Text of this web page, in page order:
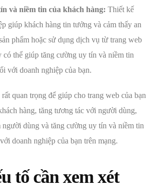
và niềm tin của khách hàng: Thiết kế
giúp khách hàng tin tưởng và cảm thấy an
phẩm hoặc sử dụng dịch vụ từ trang web
có thể giúp tăng cường uy tín và niềm tin
với doanh nghiệp của bạn.
quan trọng để giúp cho trang web của bạn
hàng, tăng tương tác với người dùng,
người dùng và tăng cường uy tín và niềm tin
doanh nghiệp của bạn trên mạng.
tố cần xem xét